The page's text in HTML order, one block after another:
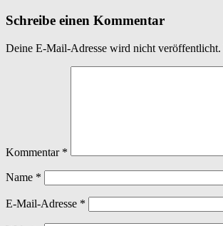
Schreibe einen Kommentar
Deine E-Mail-Adresse wird nicht veröffentlicht.
Kommentar *
Name *
E-Mail-Adresse *